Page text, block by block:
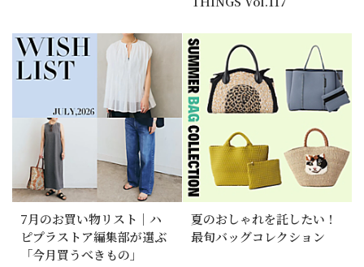
7月のお買い物リスト｜ハ
ピプラストア編集部が選ぶ
「今月買うべきもの」
夏のおしゃれを託したい！
最旬バッグコレクション